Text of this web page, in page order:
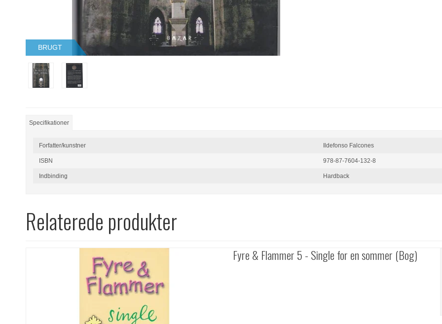
BRUGT
Specifikationer
Forfatter/kunstner Ildefonso Falcones
ISBN 978-87-7604-132-8
Indbinding Hardback
Relaterede produkter
Fyre & Flammer 5 - Single for en sommer (Bog)